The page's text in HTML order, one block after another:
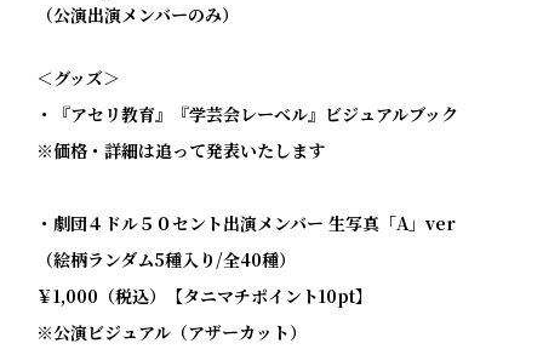
（公演出演メンバーのみ）
＜グッズ＞
・『アセリ教育』『学芸会レーベル』ビジュアルブック
※価格・詳細は追って発表いたします
・劇団４ドル５０セント出演メンバー 生写真「A」ver
（絵柄ランダム5種入り/全40種）
￥1,000（税込）【タニマチポイント10pt】
※公演ビジュアル（アザーカット）